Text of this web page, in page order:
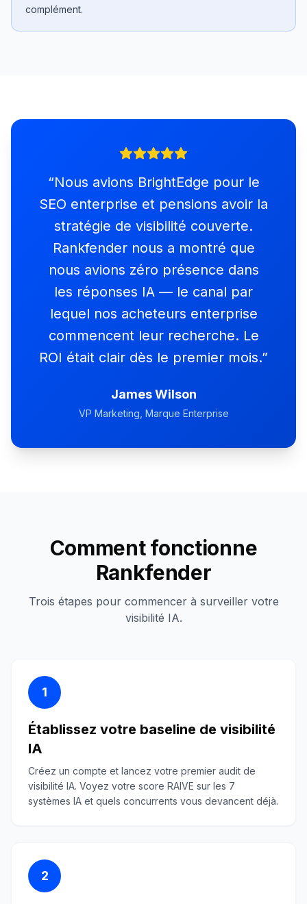
complément.
“Nous avions BrightEdge pour le
SEO enterprise et pensions avoir la
stratégie de visibilité couverte.
Rankfender nous a montré que
nous avions zéro présence dans
les réponses IA — le canal par
lequel nos acheteurs enterprise
commencent leur recherche. Le
ROI était clair dès le premier mois.”
James Wilson
VP Marketing , Marque Enterprise
Comment fonctionne
Rankfender
Trois étapes pour commencer à surveiller votre
visibilité IA.
1
Établissez votre baseline de visibilité
IA
Créez un compte et lancez votre premier audit de
visibilité IA. Voyez votre score RAIVE sur les 7
systèmes IA et quels concurrents vous devancent déjà.
2